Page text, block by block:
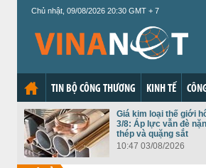
Chủ nhật, 09/08/2026 20:30 GMT + 7
TIN BỘ CÔNG THƯƠNG KINH TẾ
Giá kim loại thế giới
3/8: Áp lực vẫn đè
thép và quặng sắt
10:47 03/08/2026